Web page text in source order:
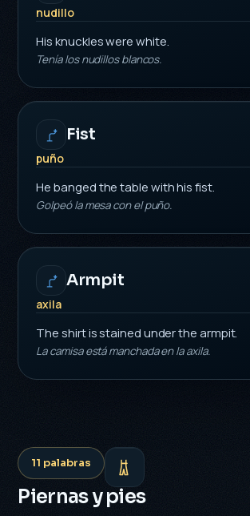
nudillo
His knuckles were white.
Tenía los nudillos blancos.
Fist
puño
He banged the table with his fist.
Golpeó la mesa con el puño.
Armpit
axila
The shirt is stained under the armpit.
La camisa está manchada en la axila.
Piernas y pies
11 palabras